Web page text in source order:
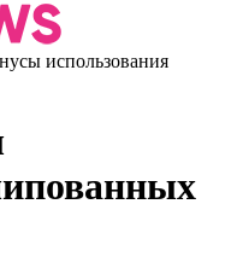
использования